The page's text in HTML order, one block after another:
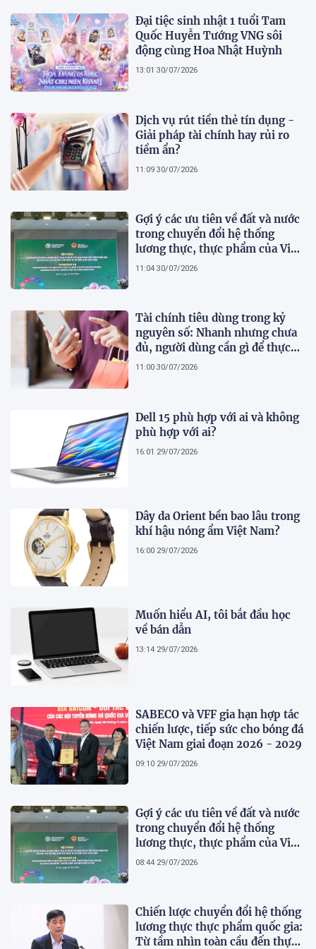
Đại tiệc sinh nhật 1 tuổi Tam
Quốc Huyễn Tướng VNG sôi
động cùng Hoa Nhật Huỳnh
13:01 30/07/2026
Dịch vụ rút tiền thẻ tín dụng -
Giải pháp tài chính hay rủi ro
tiềm ẩn?
11:09 30/07/2026
Gợi ý các ưu tiên về đất và nước
trong chuyển đổi hệ thống
lương thực, thực phẩm của Việt
Nam theo FAO Roadmap
11:04 30/07/2026
Tài chính tiêu dùng trong kỷ
nguyên số: Nhanh nhưng chưa
đủ, người dùng cần gì để thực
sự an tâm?
11:00 30/07/2026
Dell 15 phù hợp với ai và không
phù hợp với ai?
16:01 29/07/2026
Dây da Orient bền bao lâu trong
khí hậu nóng ẩm Việt Nam?
16:00 29/07/2026
Muốn hiểu AI, tôi bắt đầu học
về bán dẫn
13:14 29/07/2026
SABECO và VFF gia hạn hợp tác
chiến lược, tiếp sức cho bóng đá
Việt Nam giai đoạn 2026 - 2029
09:10 29/07/2026
Gợi ý các ưu tiên về đất và nước
trong chuyển đổi hệ thống
lương thực, thực phẩm của Việt
Nam theo FAO Roadmap
08:44 29/07/2026
Chiến lược chuyển đổi hệ thống
lương thực thực phẩm quốc gia:
Từ tầm nhìn toàn cầu đến thực